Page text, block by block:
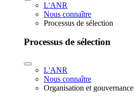
L'ANR
Nous connaître
Processus de sélection
Processus de sélection
L'ANR
Nous connaître
Organisation et gouvernance